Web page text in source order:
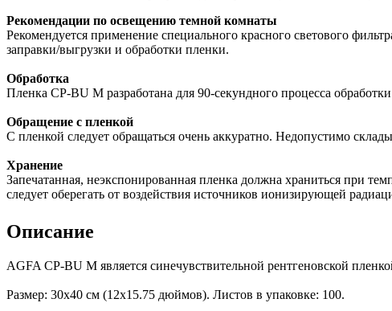
Рекомендации по освещению темной комнаты
Рекомендуется применение специального красного светового
заправки/выгрузки и обработки пленки.
Обработка
Пленка CP-BU M разработана для 90-секундного процесса
Обращение с пленкой
С пленкой следует обращаться очень аккуратно. Недопустимо
Хранение
Запечатанная, неэкспонированная пленка должна храниться при
следует оберегать от воздействия источников ионизирующей
Описание
AGFA CP-BU M является синечувствительной рентгеновской
Размер: 30x40 см (12x15.75 дюймов). Листов в упаковке: 100.